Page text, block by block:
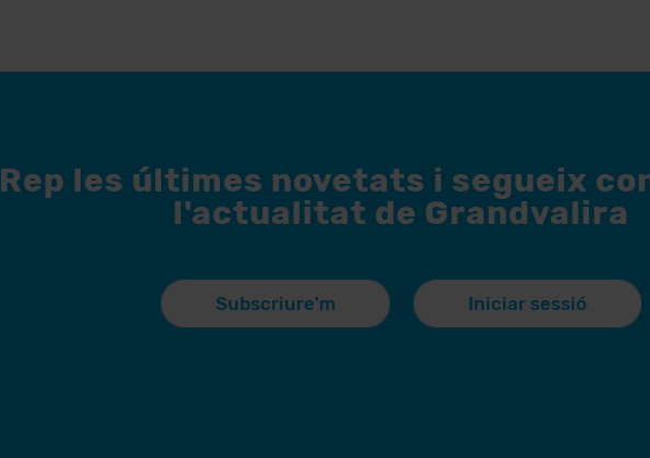
Rep les últimes novetats i segueix
l'actualitat de Grandvalira
Subscriure'm Iniciar sessió